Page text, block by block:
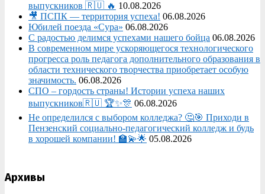
выпускников 🇷🇺 🔥 10.08.2026
🎥 ПСПК — территория успеха! 06.08.2026
Юбилей поезда «Сура» 06.08.2026
С радостью делимся успехами нашего бойца 06.08.2026
В современном мире ускоряющегося технологического
прогресса роль педагога дополнительного образования в
области технического творчества приобретает особую
значимость. 06.08.2026
СПО – гордость страны! Истории успеха наших
выпускников🇷🇺 🏆✨🎊 06.08.2026
Не определился с выбором колледжа? 🤔🎯 Приходи в
Пензенский социально-педагогический колледж и будь
в хорошей компании! 🏫💫🌟 05.08.2026
Архивы